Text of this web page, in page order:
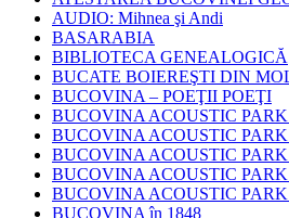
AUDIO: Mihnea şi Andi
BASARABIA
BIBLIOTECA GENEALOGICĂ
BUCATE BOIEREŞTI DIN
BUCOVINA – POEŢII POEŢI
BUCOVINA ACOUSTIC PARK
BUCOVINA ACOUSTIC PARK
BUCOVINA ACOUSTIC PARK
BUCOVINA ACOUSTIC PARK
BUCOVINA ACOUSTIC PARK
BUCOVINA în 1848